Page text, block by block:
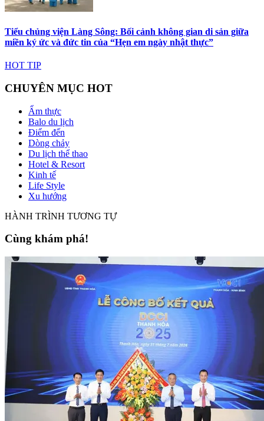
Tiểu chủng viện Làng Sông: Bối cảnh không gian di sản giữa
miền ký ức và đức tin của “Hẹn em ngày nhật thực”
HOT TIP
CHUYÊN MỤC HOT
Ẩm thực
Balo du lịch
Điểm đến
Dòng chảy
Du lịch thể thao
Hotel & Resort
Kinh tế
Life Style
Xu hướng
HÀNH TRÌNH TƯƠNG TỰ
Cùng khám phá!